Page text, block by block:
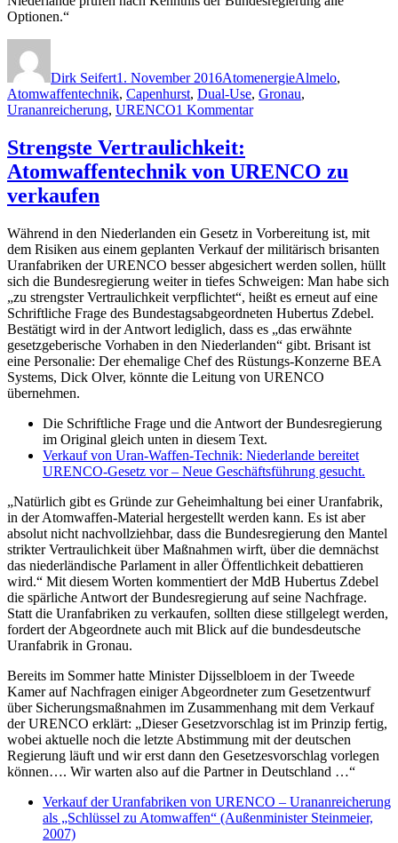
Optionen.“
Dirk Seifert1. November 2016AtomenergieAlmelo,
Atomwaffentechnik, Capenhurst, Dual-Use, Gronau,
Urananreicherung, URENCO1 Kommentarzu
RWE/E.on,
Großbritannien
im
Clinch
Strengste Vertraulichkeit:
Atomwaffentechnik von URENCO zu
verkaufen
Während in den Niederlanden ein Gesetz in Vorbereitung ist, mit
dem Risiken aus einem geplanten Verkauf der militärisch brisanten
Uranfabriken der URENCO besser abgesichert werden sollen, hüllt
sich die Bundesregierung weiter in tiefes Schweigen: Man habe sich
„zu strengster Vertraulichkeit verpflichtet“, heißt es erneut auf eine
Schriftliche Frage des Bundestagsabgeordneten Hubertus Zdebel.
Bestätigt wird in der Antwort lediglich, dass es „das erwähnte
gesetzgeberische Vorhaben in den Niederlanden“ gibt. Brisant ist
eine Personalie: Der ehemalige Chef des Rüstungs-Konzerne BEA
Systems, Dick Olver, könnte die Leitung von URENCO
übernehmen.
Die Schriftliche Frage und die Antwort der Bundesregierung
im Original gleich unten in diesem Text.
Verkauf von Uran-Waffen-Technik: Niederlande bereitet
URENCO-Gesetz vor – Neue Geschäftsführung gesucht.
„Natürlich gibt es Gründe zur Geheimhaltung bei einer Uranfabrik,
in der Atomwaffen-Material hergestellt werden kann. Es ist aber
absolut nicht nachvollziehbar, dass die Bundesregierung den Mantel
strikter Vertraulichkeit über Maßnahmen wirft, über die demnächst
das niederländische Parlament in aller Öffentlichkeit debattieren
wird.“ Mit diesem Worten kommentiert der MdB Hubertus Zdebel
die spärliche Antwort der Bundesregierung auf seine Nachfrage.
Statt die Uranfabriken zu verkaufen, sollten diese stillgelegt werden,
fordert der Abgeordnete auch mit Blick auf die bundesdeutsche
Uranfabrik in Gronau.
Bereits im Sommer hatte Minister Dijsselbloem in der Tweede
Kamer auf Nachfragen einiger Abgeordneter zum Gesetzentwurf
über Sicherungsmaßnahmen im Zusammenhang mit dem Verkauf
der URENCO erklärt: „Dieser Gesetzvorschlag ist im Prinzip fertig,
wobei aktuelle noch die letzte Abstimmung mit der deutschen
Regierung läuft und wir erst dann den Gesetzesvorschlag vorlegen
können…. Wir warten also auf die Partner in Deutschland …“
Verkauf der Uranfabriken von URENCO – Urananreicherung
als „Schlüssel zu Atomwaffen“ (Außenminister Steinmeier,
2007)